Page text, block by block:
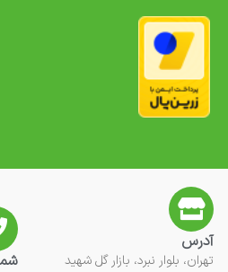
آدرس
تهران، بلوار نبرد، بازار گل شهید